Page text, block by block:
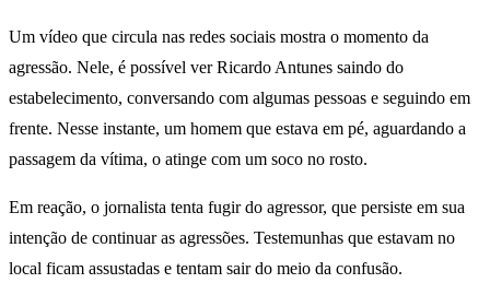
Um vídeo que circula nas redes sociais mostra o momento da
agressão. Nele, é possível ver Ricardo Antunes saindo do
estabelecimento, conversando com algumas pessoas e seguindo em
frente. Nesse instante, um homem que estava em pé, aguardando a
passagem da vítima, o atinge com um soco no rosto.
Em reação, o jornalista tenta fugir do agressor, que persiste em sua
intenção de continuar as agressões. Testemunhas que estavam no
local ficam assustadas e tentam sair do meio da confusão.